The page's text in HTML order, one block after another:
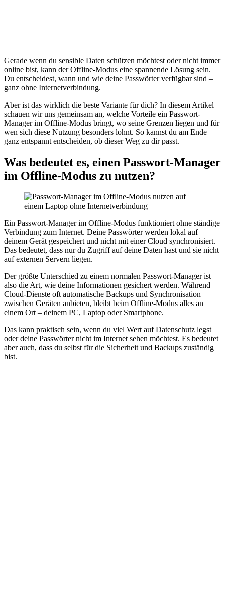
Gerade wenn du sensible Daten schützen möchtest oder nicht immer
online bist, kann der Offline-Modus eine spannende Lösung sein.
Du entscheidest, wann und wie deine Passwörter verfügbar sind –
ganz ohne Internetverbindung.
Aber ist das wirklich die beste Variante für dich? In diesem Artikel
schauen wir uns gemeinsam an, welche Vorteile ein Passwort-
Manager im Offline-Modus bringt, wo seine Grenzen liegen und für
wen sich diese Nutzung besonders lohnt. So kannst du am Ende
ganz entspannt entscheiden, ob dieser Weg zu dir passt.
Was bedeutet es, einen Passwort-Manager
im Offline-Modus zu nutzen?
Ein Passwort-Manager im Offline-Modus funktioniert ohne ständige
Verbindung zum Internet. Deine Passwörter werden lokal auf
deinem Gerät gespeichert und nicht mit einer Cloud synchronisiert.
Das bedeutet, dass nur du Zugriff auf deine Daten hast und sie nicht
auf externen Servern liegen.
Der größte Unterschied zu einem normalen Passwort-Manager ist
also die Art, wie deine Informationen gesichert werden. Während
Cloud-Dienste oft automatische Backups und Synchronisation
zwischen Geräten anbieten, bleibt beim Offline-Modus alles an
einem Ort – deinem PC, Laptop oder Smartphone.
Das kann praktisch sein, wenn du viel Wert auf Datenschutz legst
oder deine Passwörter nicht im Internet sehen möchtest. Es bedeutet
aber auch, dass du selbst für die Sicherheit und Backups zuständig
bist.